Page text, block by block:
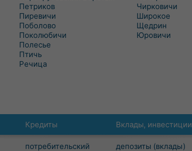
Петриков
Пиревичи
Поболово
Поколюбичи
Полесье
Птичь
Речица
Чирковичи
Широкое
Щедрин
Юровичи
Кредиты
потребительский
Вклады, инвестиции
депозиты (вклады)